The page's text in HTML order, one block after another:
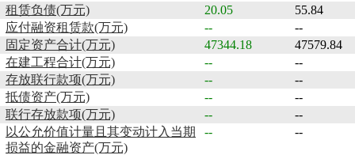
租赁负债(万元)
20.05
55.84
应付融资租赁款(万元)
--
--
固定资产合计(万元)
47344.18
47579.84
在建工程合计(万元)
--
--
存放联行款项(万元)
--
--
抵债资产(万元)
--
--
联行存放款项(万元)
--
--
以公允价值计量且其变动计入当期
损益的金融资产(万元)
-- --